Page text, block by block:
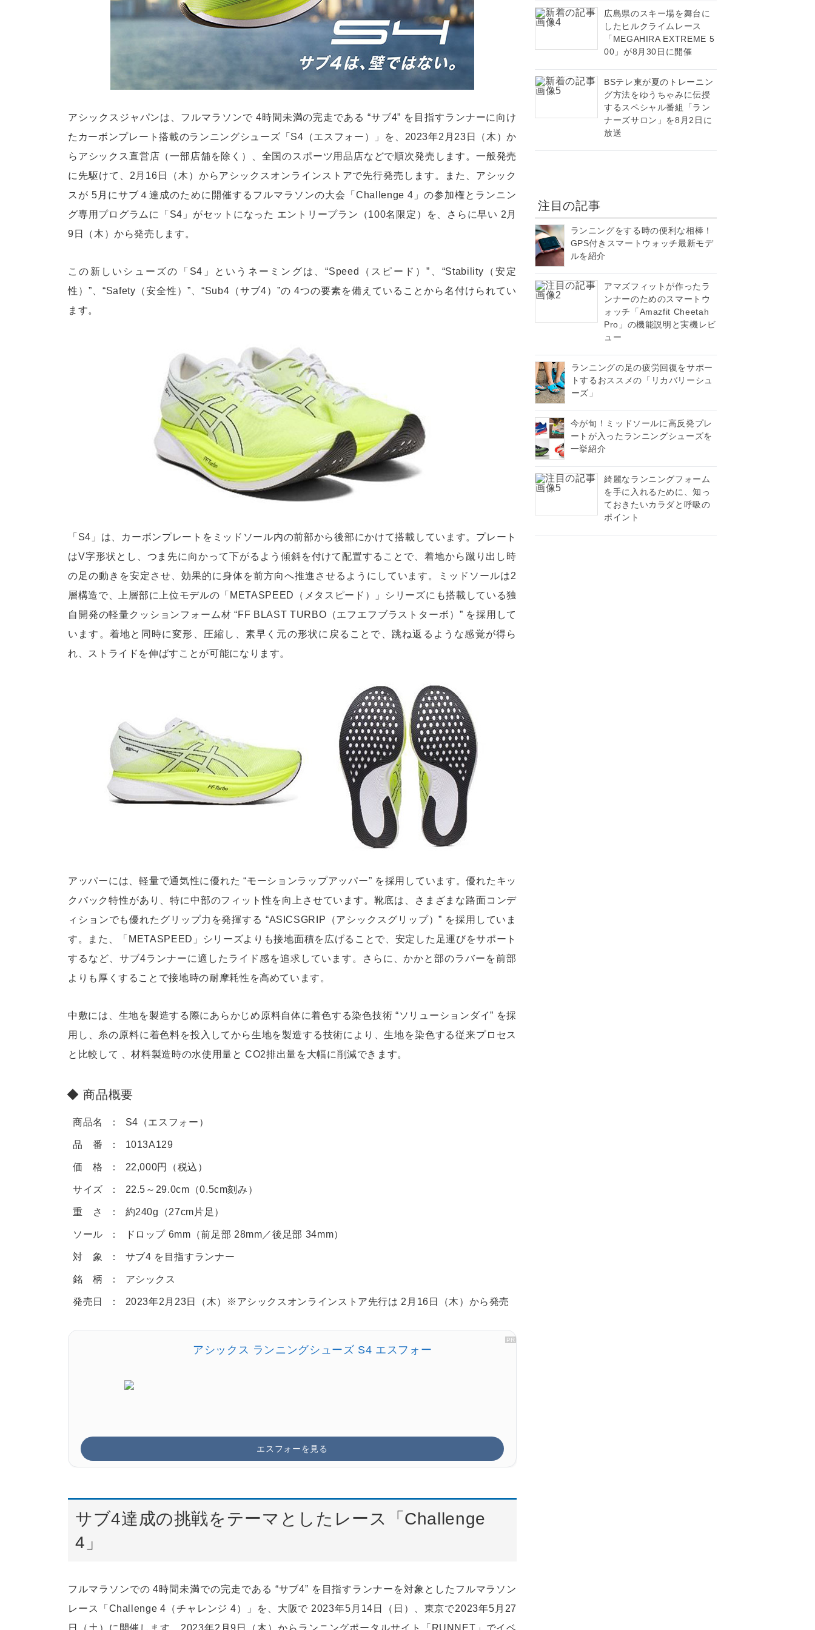
アシックスジャパンは、フルマラソンで 4時間未満の完走である “サブ4” を目指すランナーに向け
たカーボンプレート搭載のランニングシューズ「S4（エスフォー）」を、2023年2月23日（木）か
らアシックス直営店（一部店舗を除く）、全国のスポーツ用品店などで順次発売します。一般発売
に先駆けて、2月16日（木）からアシックスオンラインストアで先行発売します。また、アシック
スが 5月にサブ４達成のために開催するフルマラソンの大会「Challenge 4」の参加権とランニン
グ専用プログラムに「S4」がセットになった エントリープラン（100名限定）を、さらに早い 2月
9日（木）から発売します。
この新しいシューズの「S4」というネーミングは、“Speed（スピード）”、“Stability（安定
性）”、“Safety（安全性）”、“Sub4（サブ4）”の 4つの要素を備えていることから名付けられてい
ます。
「S4」は、カーボンプレートをミッドソール内の前部から後部にかけて搭載しています。プレート
はV字形状とし、つま先に向かって下がるよう傾斜を付けて配置することで、着地から蹴り出し時
の足の動きを安定させ、効果的に身体を前方向へ推進させるようにしています。ミッドソールは2
層構造で、上層部に上位モデルの「METASPEED（メタスピード）」シリーズにも搭載している独
自開発の軽量クッションフォーム材 “FF BLAST TURBO（エフエフブラストターボ）” を採用して
います。着地と同時に変形、圧縮し、素早く元の形状に戻ることで、跳ね返るような感覚が得ら
れ、ストライドを伸ばすことが可能になります。
アッパーには、軽量で通気性に優れた “モーションラップアッパー” を採用しています。優れたキッ
クバック特性があり、特に中部のフィット性を向上させています。靴底は、さまざまな路面コンデ
ィションでも優れたグリップ力を発揮する “ASICSGRIP（アシックスグリップ）” を採用していま
す。また、「METASPEED」シリーズよりも接地面積を広げることで、安定した足運びをサポート
するなど、サブ4ランナーに適したライド感を追求しています。さらに、かかと部のラバーを前部
よりも厚くすることで接地時の耐摩耗性を高めています。
中敷には、生地を製造する際にあらかじめ原料自体に着色する染色技術 “ソリューションダイ” を採
用し、糸の原料に着色料を投入してから生地を製造する技術により、生地を染色する従来プロセス
と比較して 、材料製造時の水使用量と CO2排出量を大幅に削減できます。
商品概要
商品名 S4（エスフォー）
品 番 1013A129
価 格 22,000円（税込）
サイズ 22.5～29.0cm（0.5cm刻み）
重 さ 約240g（27cm片足）
ソール ドロップ 6mm（前足部 28mm／後足部 34mm）
対 象 サブ4 を目指すランナー
銘 柄 アシックス
発売日 2023年2月23日（木）※アシックスオンラインストア先行は 2月16日（木）から発売
アシックス ランニングシューズ S4 エスフォー
エスフォーを見る
サブ4達成の挑戦をテーマとしたレース「Challenge
4」
フルマラソンでの 4時間未満での完走である “サブ4” を目指すランナーを対象としたフルマラソン
レース「Challenge 4（チャレンジ 4）」を、大阪で 2023年5月14日（日）、東京で2023年5月27
日（土）に開催します。2023年2月9日（木）からランニングポータルサイト「RUNNET」でイベ
広島県のスキー場を舞台に
したヒルクライムレース
「MEGAHIRA EXTREME 5
00」が8月30日に開催
BSテレ東が夏のトレーニン
グ方法をゆうちゃみに伝授
するスペシャル番組「ラン
ナーズサロン」を8月2日に
放送
注目の記事
ランニングをする時の便利な相棒！
GPS付きスマートウォッチ最新モデ
ルを紹介
アマズフィットが作ったラ
ンナーのためのスマートウ
ォッチ「Amazfit Cheetah
Pro」の機能説明と実機レビ
ュー
ランニングの足の疲労回復をサポー
トするおススメの「リカバリーシュ
ーズ」
今が旬！ミッドソールに高反発プレ
ートが入ったランニングシューズを
一挙紹介
綺麗なランニングフォーム
を手に入れるために、知っ
ておきたいカラダと呼吸の
ポイント